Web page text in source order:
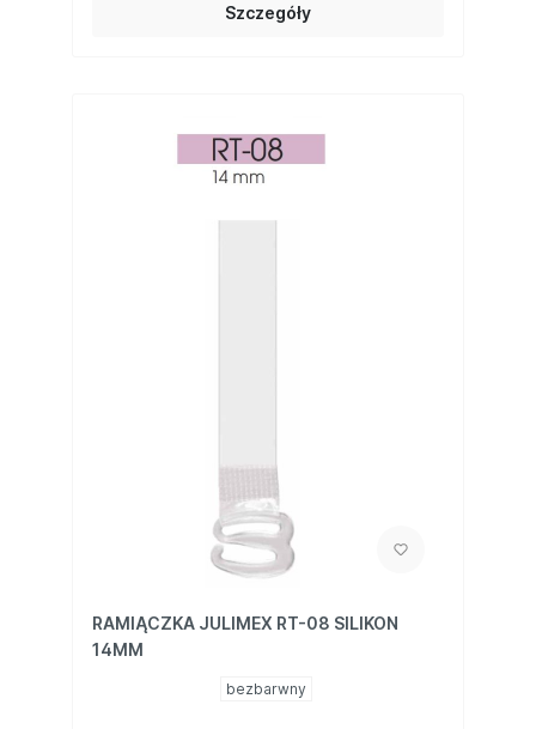
Szczegóły
RAMIĄCZKA JULIMEX RT-08 SILIKON
14MM
bezbarwny